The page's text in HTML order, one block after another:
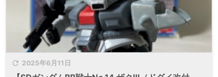
 2025年6月11日